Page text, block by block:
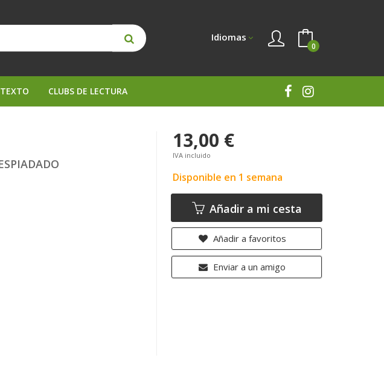
Idiomas
0
CLUBS DE LECTURA
13,00 €
IVA incluido
Disponible en 1 semana
Añadir a mi cesta
Añadir a favoritos
Enviar a un amigo